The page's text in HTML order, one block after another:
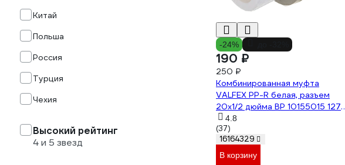
Китай
Польша
Россия
Турция
Чехия
Высокий рейтинг
4 и 5 звезд
-24%
190 ₽
250 ₽
Комбинированная муфта
VALFEX PP-R белая, разъем
20х1/2 дюйма ВР 10155015 127-
0208
4.8
(37)
16164329
В корзину